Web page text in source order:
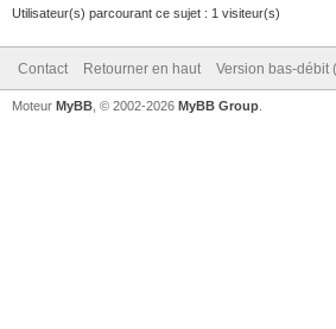
Utilisateur(s) parcourant ce sujet : 1 visiteur(s)
Contact Retourner en haut Version bas-débit
Moteur MyBB , © 2002-2026 MyBB Group